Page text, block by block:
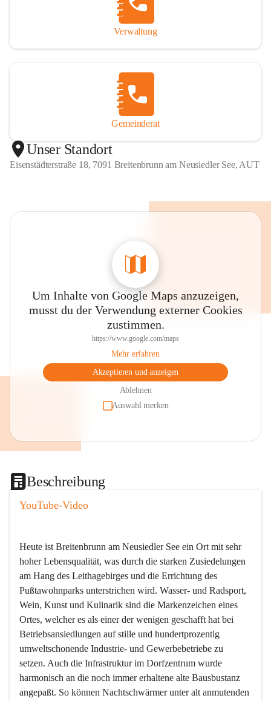
Verwaltung
Gemeinderat
Unser Standort
Eisenstädterstraße 18, 7091 Breitenbrunn am Neusiedler See, AUT
Um Inhalte von Google Maps anzuzeigen,
musst du der Verwendung externer Cookies
zustimmen.
https://www.google.com/maps
Mehr erfahren
Akzeptieren und anzeigen
Ablehnen
Auswahl merken
Beschreibung
YouTube-Video
Heute ist Breitenbrunn am Neusiedler See ein Ort mit sehr
hoher Lebensqualität, was durch die starken Zusiedelungen
am Hang des Leithagebirges und die Errichtung des
Pußtawohnparks unterstrichen wird. Wasser- und Radsport,
Wein, Kunst und Kulinarik sind die Markenzeichen eines
Ortes, welcher es als einer der wenigen geschafft hat bei
Betriebsansiedlungen auf stille und hundertprozentig
umweltschonende Industrie- und Gewerbebetriebe zu
setzen. Auch die Infrastruktur im Dorfzentrum wurde
harmonisch an die noch immer erhaltene alte Bausbustanz
angepaßt. So können Nachtschwärmer unter alt anmutenden